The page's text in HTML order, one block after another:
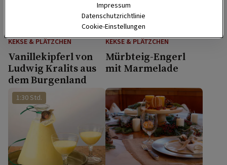
KEKSE & PLÄTZCHEN
Vanillekipferl von
Ludwig Kralits aus
dem Burgenland
KEKSE & PLÄTZCHEN
Mürbteig-Engerl
mit Marmelade
1:30 Std.
Impressum
Datenschutzrichtlinie
Cookie-Einstellungen